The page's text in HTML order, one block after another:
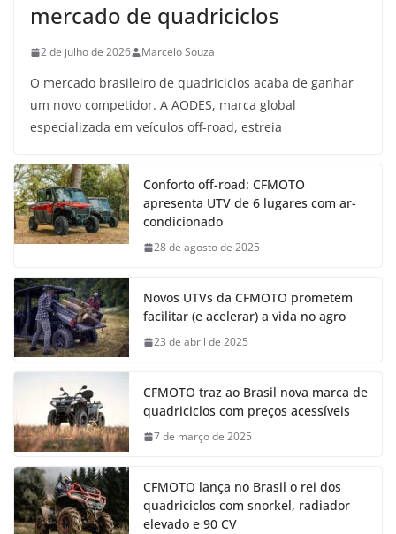
mercado de quadriciclos
2 de julho de 2026 Marcelo Souza
O mercado brasileiro de quadriciclos acaba de ganhar
um novo competidor. A AODES, marca global
especializada em veículos off-road, estreia
Conforto off-road: CFMOTO
apresenta UTV de 6 lugares com ar-
condicionado
28 de agosto de 2025
Novos UTVs da CFMOTO prometem
facilitar (e acelerar) a vida no agro
23 de abril de 2025
CFMOTO traz ao Brasil nova marca de
quadriciclos com preços acessíveis
7 de março de 2025
CFMOTO lança no Brasil o rei dos
quadriciclos com snorkel, radiador
elevado e 90 CV